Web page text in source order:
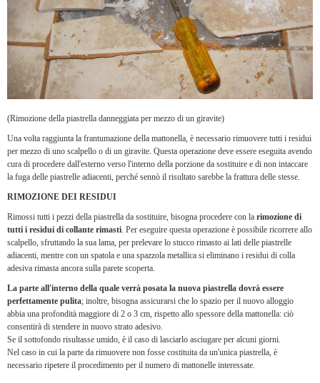
(Rimozione della piastrella danneggiata per mezzo di un giravite)
Una volta raggiunta la frantumazione della mattonella, è necessario rimuovere tutti i residui
per mezzo di uno scalpello o di un giravite. Questa operazione deve essere eseguita avendo
cura di procedere dall'esterno verso l'interno della porzione da sostituire e di non intaccare
la fuga delle piastrelle adiacenti, perché sennò il risultato sarebbe la frattura delle stesse.
RIMOZIONE DEI RESIDUI
Rimossi tutti i pezzi della piastrella da sostituire, bisogna procedere con la rimozione di
tutti i residui di collante rimasti. Per eseguire questa operazione è possibile ricorrere allo
scalpello, sfruttando la sua lama, per prelevare lo stucco rimasto ai lati delle piastrelle
adiacenti, mentre con un spatola e una spazzola metallica si eliminano i residui di colla
adesiva rimasta ancora sulla parete scoperta.
La parte all'interno della quale verrà posata la nuova piastrella dovrà essere
perfettamente pulita; inoltre, bisogna assicurarsi che lo spazio per il nuovo alloggio
abbia una profondità maggiore di 2 o 3 cm, rispetto allo spessore della mattonella: ciò
consentirà di stendere in nuovo strato adesivo.
Se il sottofondo risultasse umido, è il caso di lasciarlo asciugare per alcuni giorni.
Nel caso in cui la parte da rimuovere non fosse costituita da un'unica piastrella, è
necessario ripetere il procedimento per il numero di mattonelle interessate.